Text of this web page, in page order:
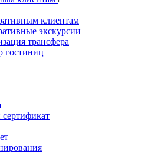
клиентам
экскурсии
трансфера
гостиниц